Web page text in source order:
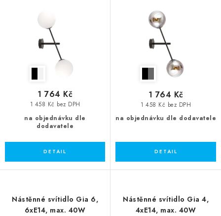
na objednávku dle
dodavatele
1 458 Kč bez DPH
1 764 Kč
na objednávku dle dodavatele
1 458 Kč bez DPH
1 764 Kč
Nástěnné svítidlo Gia 6,
6xE14, max. 40W
Nástěnné svítidlo Gia 4,
4xE14, max. 40W